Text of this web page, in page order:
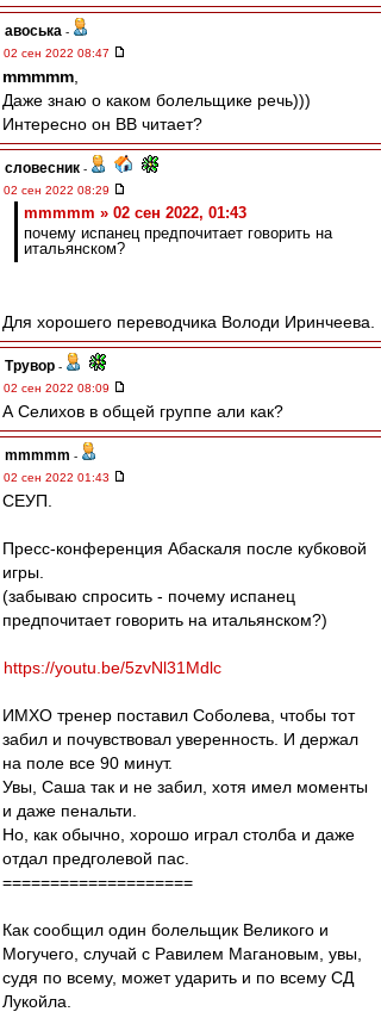
авоська -
02 сен 2022 08:47
mmmmm
Даже знаю о каком болельщике речь)))
Интересно он ВВ читает?
словесник -
02 сен 2022 08:29
mmmmm » 02 сен 2022, 01:43
почему испанец предпочитает говорить на
итальянском?
Для хорошего переводчика Володи Иринчеева.
Трувор -
02 сен 2022 08:09
А Селихов в общей группе али как?
mmmmm -
02 сен 2022 01:43
СЕУП.
Пресс-конференция Абаскаля после кубковой
игры.
(забываю спросить - почему испанец
предпочитает говорить на итальянском?)
https://youtu.be/5zvNl31Mdlc
ИМХО тренер поставил Соболева, чтобы тот
забил и почувствовал уверенность. И держал
на поле все 90 минут.
Увы, Саша так и не забил, хотя имел моменты
и даже пенальти.
Но, как обычно, хорошо играл столба и даже
отдал предголевой пас.
====================
Как сообщил один болельщик Великого и
Могучего, случай с Равилем Магановым, увы,
судя по всему, может ударить и по всему СД
Лукойла.